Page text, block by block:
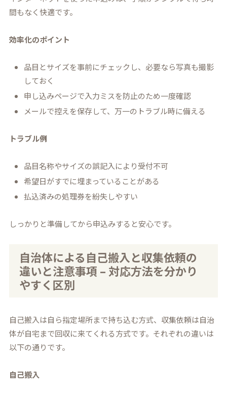
間もなく快適です。
効率化のポイント
品目とサイズを事前にチェックし、必要なら写真も撮影
しておく
申し込みページで入力ミスを防止のため一度確認
メールで控えを保存して、万一のトラブル時に備える
トラブル例
品目名称やサイズの誤記入により受付不可
希望日がすでに埋まっていることがある
払込済みの処理券を紛失しやすい
しっかりと準備してから申込みすると安心です。
自治体による自己搬入と収集依頼の
違いと注意事項 – 対応方法を分かり
やすく区別
自己搬入は自ら指定場所まで持ち込む方式、収集依頼は自治
体が自宅まで回収に来てくれる方式です。それぞれの違いは
以下の通りです。
自己搬入